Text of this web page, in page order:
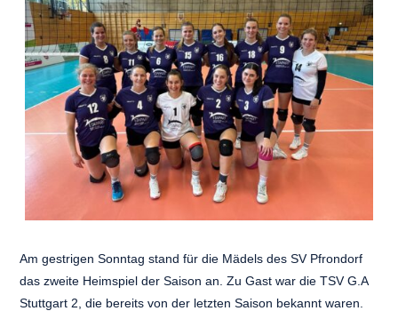
Am gestrigen Sonntag stand für die Mädels des SV Pfrondorf
das zweite Heimspiel der Saison an. Zu Gast war die TSV G.A
Stuttgart 2, die bereits von der letzten Saison bekannt waren.